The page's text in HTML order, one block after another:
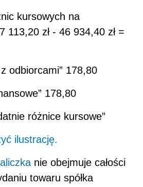
kursowych na
113,20 zł - 46 934,40 zł =
odbiorcami” 178,80
178,80
różnice kursowe”
ilustrację.
nie obejmuje całości
towaru spółka